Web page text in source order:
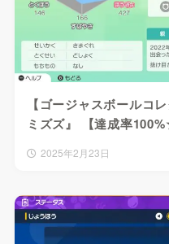
【ゴージャスボールコ
ミズズ』 【達成率
2025年2月23日